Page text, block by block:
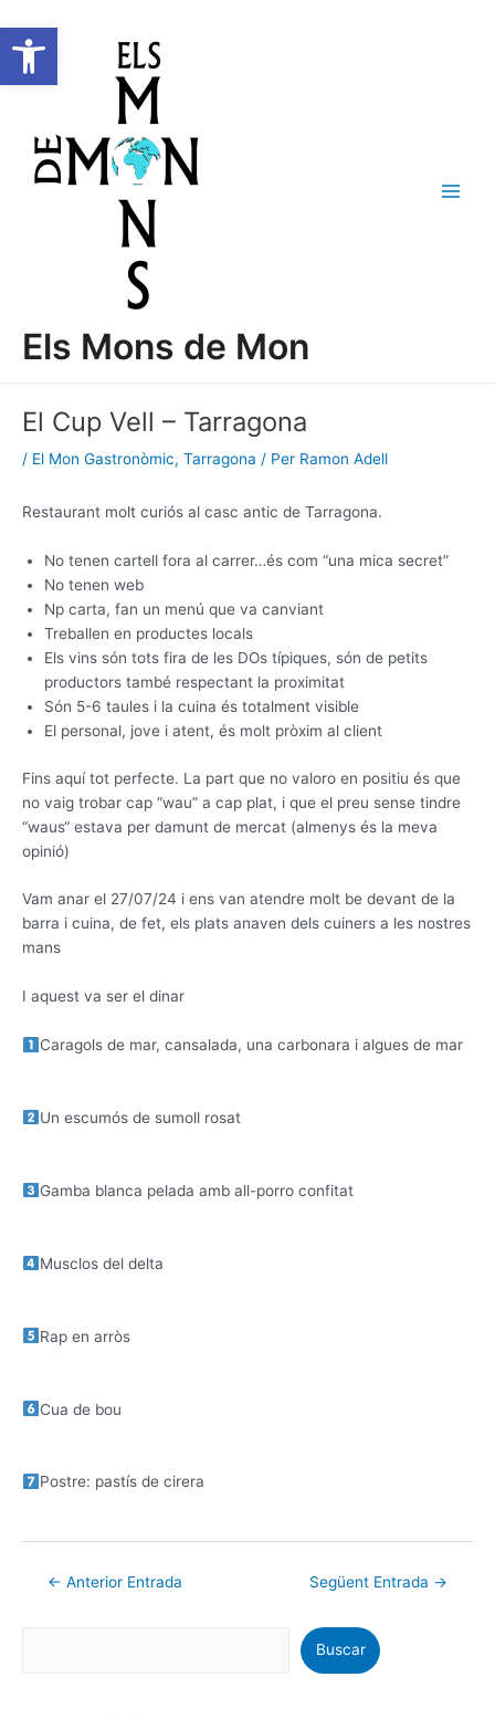
Obre la barra d'eines
contingut
Els Mons de Mon
El Cup Vell – Tarragona
/ El Mon Gastronòmic, Tarragona / Per Ramon Adell
Restaurant molt curiós al casc antic de Tarragona.
No tenen cartell fora al carrer…és com “una mica secret”
No tenen web
Np carta, fan un menú que va canviant
Treballen en productes locals
Els vins són tots fira de les DOs típiques, són de petits
productors també respectant la proximitat
Són 5-6 taules i la cuina és totalment visible
El personal, jove i atent, és molt pròxim al client
Fins aquí tot perfecte. La part que no valoro en positiu és que
no vaig trobar cap “wau” a cap plat, i que el preu sense tindre
“waus“ estava per damunt de mercat (almenys és la meva
opinió)
Vam anar el 27/07/24 i ens van atendre molt be devant de la
barra i cuina, de fet, els plats anaven dels cuiners a les nostres
mans
I aquest va ser el dinar
Caragols de mar, cansalada, una carbonara i algues de mar
Un escumós de sumoll rosat
Gamba blanca pelada amb all-porro confitat
Musclos del delta
Rap en arròs
Cua de bou
Postre: pastís de cirera
d'entrades
← Anterior Entrada Següent Entrada →
e
r
Buscar